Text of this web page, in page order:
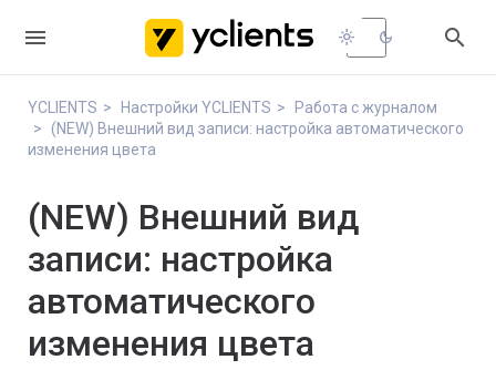
 light_mode dark_mode 
YCLIENTS Настройки YCLIENTS
Работа с журналом
(NEW) Внешний вид записи: настройка автоматического
изменения цвета
(NEW) Внешний вид
записи: настройка
автоматического
изменения цвета